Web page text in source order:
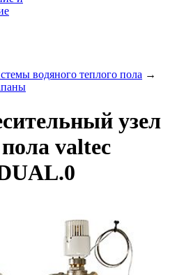
водяного теплого пола →
узел
valtec